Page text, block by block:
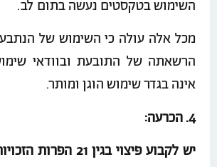
השימוש בטקסטים נעשה בתום לב.
מכל אלה עולה כי השימוש של
הרשאתה של התובעת ובוודאי
אינה בגדר שימוש הוגן ומותר.
4. הכרעה
:
יש לקבוע פיצוי בגין